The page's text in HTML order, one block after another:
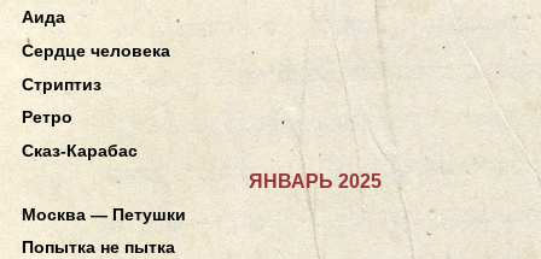
Аида
Сердце человека
Стриптиз
Ретро
Сказ-Карабас
ЯНВАРЬ 2025
Москва — Петушки
Попытка не пытка